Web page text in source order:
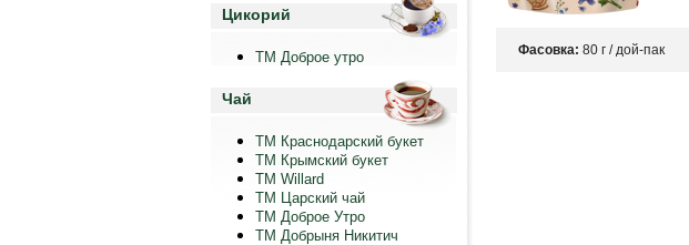
Цикорий
ТМ Доброе утро
Чай
ТМ Краснодарский букет
ТМ Крымский букет
ТМ Willard
ТМ Царский чай
ТМ Доброе Утро
ТМ Добрыня Никитич
Фасовка: 80 г / дой-пак